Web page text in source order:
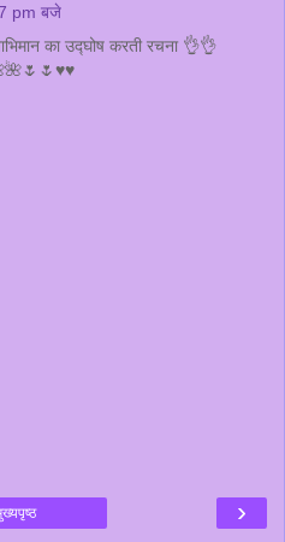
pm बजे
का उद्घोष करती रचना 👌👌
›